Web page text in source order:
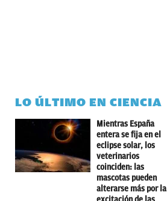
LO ÚLTIMO EN CIENCIA
Mientras España
entera se fija en el
eclipse solar, los
veterinarios
coinciden: las
mascotas pueden
alterarse más por la